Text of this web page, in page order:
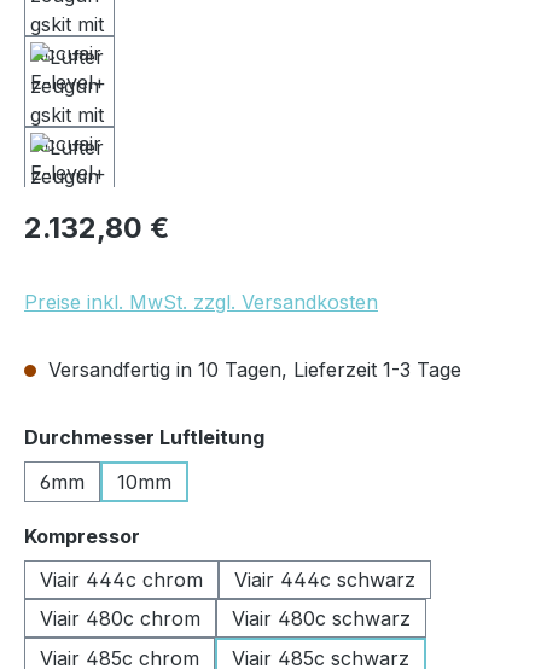
Regulärer Preis:
2.132,80 €
Preise inkl. MwSt. zzgl. Versandkosten
Versandfertig in 10 Tagen, Lieferzeit 1-3 Tage
Durchmesser Luftleitungauswählen
6mm
10mm
Kompressor
Viair 444c chrom
Viair 444c schwarz
Viair 480c chrom
Viair 480c schwarz
Viair 485c chrom
Viair 485c schwarz